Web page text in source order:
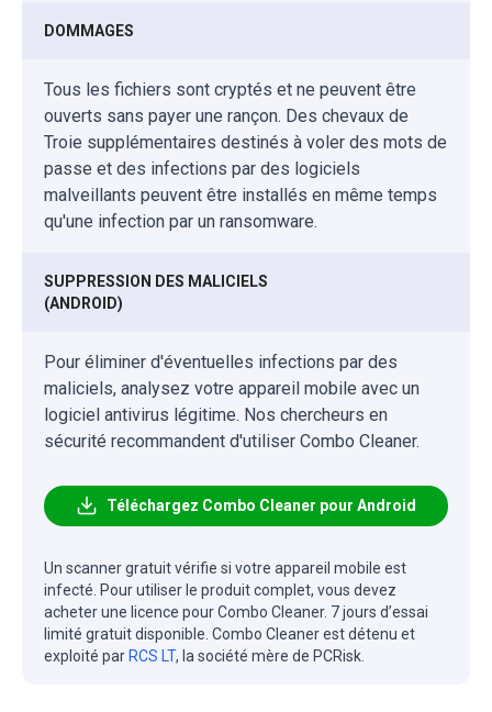
DOMMAGES
Tous les fichiers sont cryptés et ne peuvent être
ouverts sans payer une rançon. Des chevaux de
Troie supplémentaires destinés à voler des mots de
passe et des infections par des logiciels
malveillants peuvent être installés en même temps
qu'une infection par un ransomware.
SUPPRESSION DES MALICIELS
(ANDROID)
Pour éliminer d'éventuelles infections par des
maliciels, analysez votre appareil mobile avec un
logiciel antivirus légitime. Nos chercheurs en
sécurité recommandent d'utiliser Combo Cleaner.
Téléchargez Combo Cleaner pour Android
Un scanner gratuit vérifie si votre appareil mobile est
infecté. Pour utiliser le produit complet, vous devez
acheter une licence pour Combo Cleaner. 7 jours d’essai
limité gratuit disponible. Combo Cleaner est détenu et
exploité par RCS LT, la société mère de PCRisk.